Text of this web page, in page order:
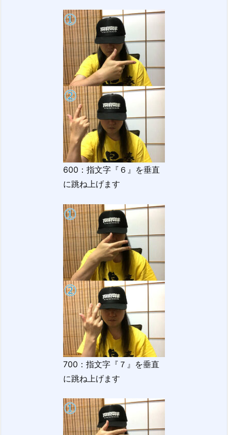
600：指文字『６』を垂直
に跳ね上げます
700：指文字『７』を垂直
に跳ね上げます